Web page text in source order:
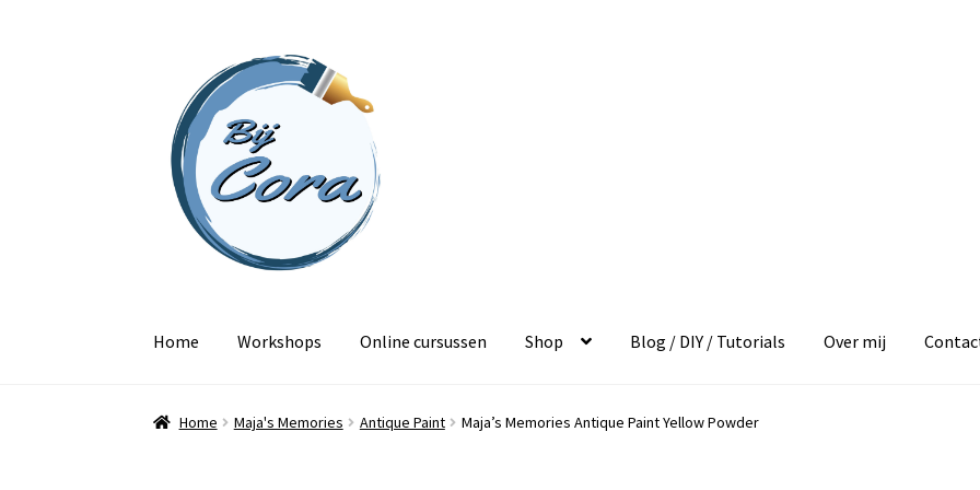
naar
navigatie
inhoud
Home Workshops Online cursussen Shop Blog / DIY / Tutorials Over mij
Home Maja's Memories Antique Paint Maja’s Memories Antique Paint Yellow Powder